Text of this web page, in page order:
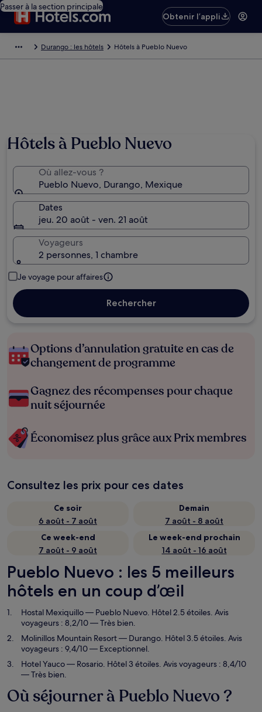
Passer à la section principale
Obtenir l’appli
Durango : les hôtels Hôtels à Pueblo Nuevo
Hôtels à Pueblo Nuevo
Où allez-vous ?
Pueblo Nuevo, Durango, Mexique
Dates
jeu. 20 août - ven. 21 août
Voyageurs
2 personnes, 1 chambre
Je voyage pour affaires
Rechercher
Options d’annulation gratuite en cas de
changement de programme
Gagnez des récompenses pour chaque
nuit séjournée
Économisez plus grâce aux Prix membres
Consultez les prix pour ces dates
Ce soir
6 août - 7 août
Demain
7 août - 8 août
Ce week-end
7 août - 9 août
Le week-end prochain
14 août - 16 août
Pueblo Nuevo : les 5 meilleurs
hôtels en un coup d’œil
Hostal Mexiquillo— Pueblo Nuevo. Hôtel 2.5 étoiles. Avis
voyageurs : 8,2/10 — Très bien.
Molinillos Mountain Resort— Durango. Hôtel 3.5 étoiles. Avis
voyageurs : 9,4/10 — Exceptionnel.
Hotel Yauco— Rosario. Hôtel 3 étoiles. Avis voyageurs : 8,4/10
— Très bien.
Où séjourner à Pueblo Nuevo ?